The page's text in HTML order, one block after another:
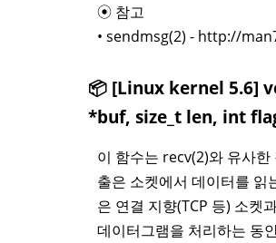
⦿ 참고
• sendmsg(2) - http://
📦 [Linux kernel 5.6]
*buf, size_t len, int
이 함수는 recv(2)와 유사
출은 소켓에서 데이터를
은 연결 지향(TCP 등) 소켓
데이터그램을 처리하는 동